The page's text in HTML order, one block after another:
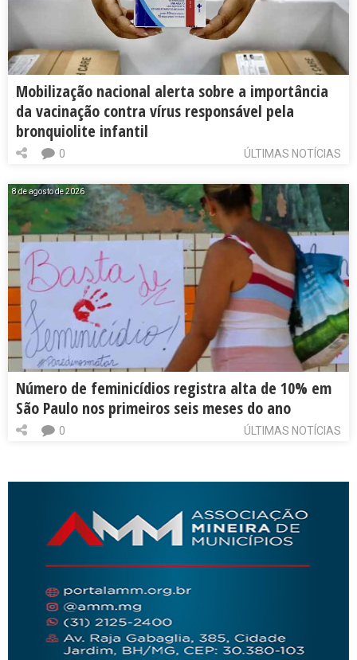
Mobilização nacional alerta sobre a importância
da vacinação contra vírus responsável pela
bronquiolite infantil
ÚLTIMAS NOTÍCIAS
0
8 de agosto de 2026
Número de feminicídios registra alta de 10% em
São Paulo nos primeiros seis meses do ano
ÚLTIMAS NOTÍCIAS
0